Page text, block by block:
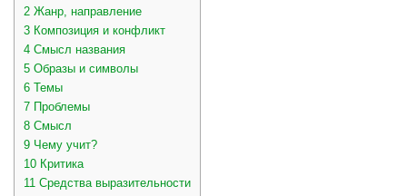
2 Жанр, направление
3 Композиция и конфликт
4 Смысл названия
5 Образы и символы
6 Темы
7 Проблемы
8 Смысл
9 Чему учит?
10 Критика
11 Средства выразительности